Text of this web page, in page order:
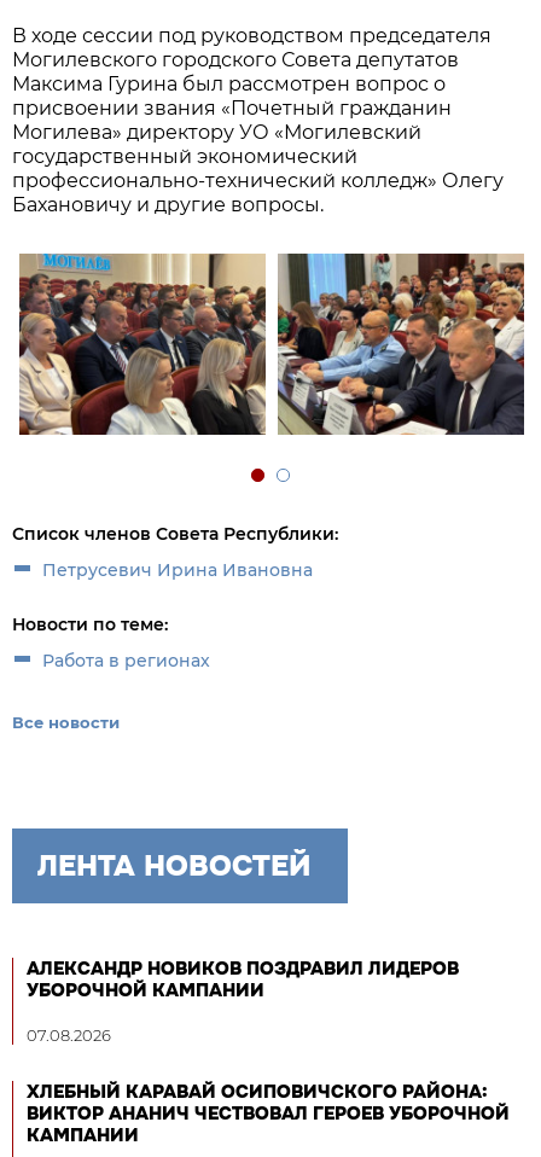
В ходе сессии под руководством председателя
Могилевского городского Совета депутатов
Максима Гурина был рассмотрен вопрос о
присвоении звания «Почетный гражданин
Могилева» директору УО «Могилевский
государственный экономический
профессионально-технический колледж» Олегу
Бахановичу и другие вопросы.
Список членов Совета Республики:
Петрусевич Ирина Ивановна
Новости по теме:
Работа в регионах
Все новости
ЛЕНТА НОВОСТЕЙ
АЛЕКСАНДР НОВИКОВ ПОЗДРАВИЛ ЛИДЕРОВ
УБОРОЧНОЙ КАМПАНИИ
07.08.2026
ХЛЕБНЫЙ КАРАВАЙ ОСИПОВИЧСКОГО РАЙОНА:
ВИКТОР АНАНИЧ ЧЕСТВОВАЛ ГЕРОЕВ УБОРОЧНОЙ
КАМПАНИИ